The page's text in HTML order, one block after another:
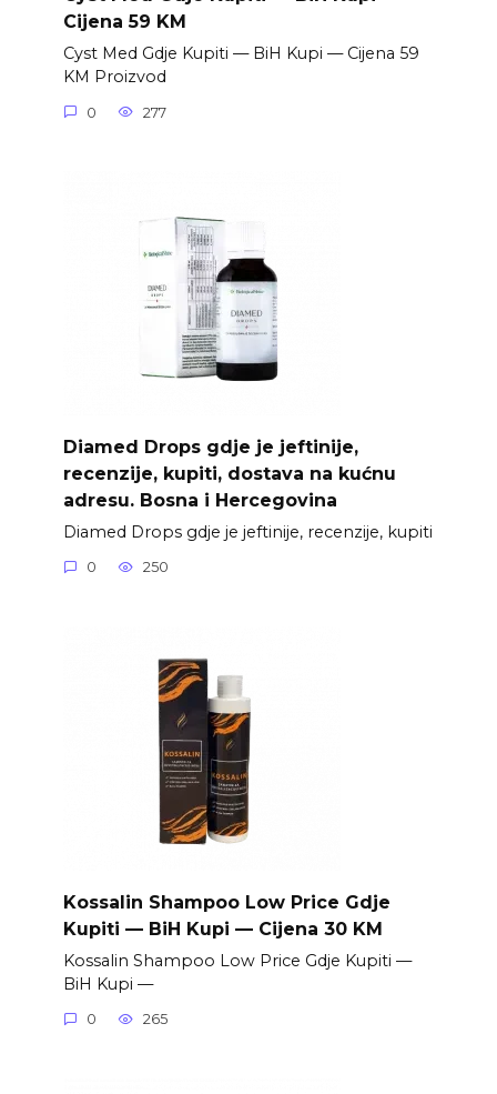
Cijena 59 KM
Cyst Med Gdje Kupiti — BiH Kupi — Cijena 59
KM Proizvod
0 277
Diamed Drops gdje je jeftinije,
recenzije, kupiti, dostava na kućnu
adresu. Bosna i Hercegovina
Diamed Drops gdje je jeftinije, recenzije, kupiti
0 250
Kossalin Shampoo Low Price Gdje
Kupiti — BiH Kupi — Cijena 30 KM
Kossalin Shampoo Low Price Gdje Kupiti —
BiH Kupi —
0 265